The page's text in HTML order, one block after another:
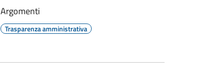
Argomenti
Trasparenza amministrativa